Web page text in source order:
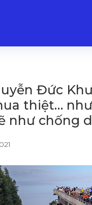
Đức
thiệt…
như chống